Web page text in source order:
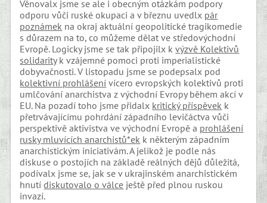
Věnovalx jsme se ale i obecným otázkám podpory
odporu vůči ruské okupaci a v březnu uvedlx pár
poznámek na okraj aktuální geopolitické tragikomedie
s důrazem na to, co můžeme dělat ve středovýchodní
Evropě. Logicky jsme se tak připojilx kvýzvě Kolektivů
solidarityk vzájemné pomoci proti imperialistické
dobyvačnosti. V listopadu jsme se podepsalx pod
kolektivní prohlášení vícero evropských kolektivů proti
umlčování anarchistva z východní Evropy během akcí v
EU. Na pozadí toho jsme přidalx kritický příspěvek k
přetrvávajícímu pohrdání západního levičáctva vůči
perspektivě aktivistva ve východní Evropě a prohlášení
rusky mluvících anarchistů*ek k některým západním
anarchistickým iniciativám. A jelikož je podle nás
diskuse o postojích na základě reálných dějů důležitá,
podívalx jsme se, jak se v ukrajinském anarchistickém
hnutídiskutovalo o válce ještě před plnou ruskou
invazí.